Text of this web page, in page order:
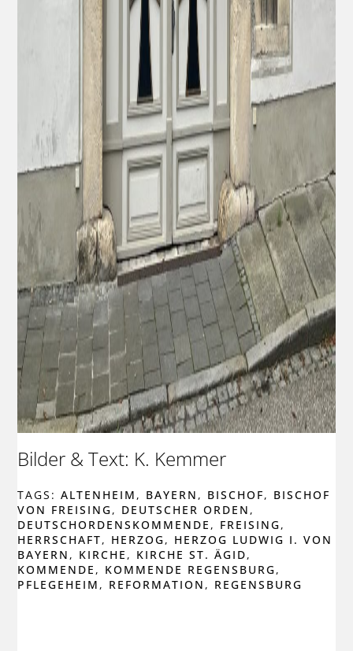
Bilder & Text: K. Kemmer
TAGS:ALTENHEIM , BAYERN , BISCHOF, BISCHOF
VON FREISING, DEUTSCHER ORDEN ,
DEUTSCHORDENSKOMMENDE , FREISING,
HERRSCHAFT, HERZOG, HERZOG LUDWIG I. VON
BAYERN , KIRCHE , KIRCHE ST. ÄGID,
KOMMENDE , KOMMENDE REGENSBURG,
PFLEGEHEIM , REFORMATION , REGENSBURG